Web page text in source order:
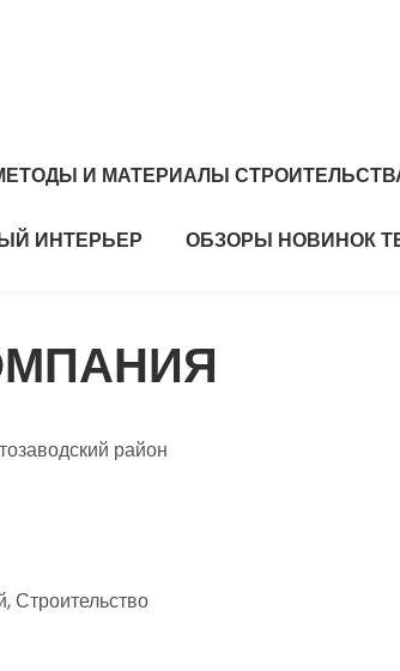
И МАТЕРИАЛЫ
ИНТЕРЬЕР ОБЗОРЫ НОВИНОК
район
Строительство